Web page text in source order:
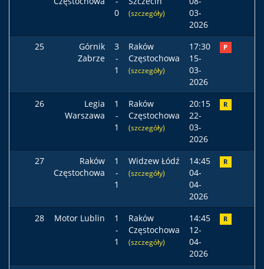
0
(szczegóły)
03-
2026
25
Górnik
Zabrze
3
-
1
Raków
Częstochowa
(szczegóły)
17:30
15-
03-
2026
P
26
Legia
Warszawa
1
-
1
Raków
Częstochowa
(szczegóły)
20:15
22-
03-
2026
R
27
Raków
Częstochowa
1
-
1
Widzew Łódź
(szczegóły)
14:45
04-
04-
2026
R
28 Motor Lublin
1
-
1
Raków
Częstochowa
(szczegóły)
14:45
12-
04-
2026
R